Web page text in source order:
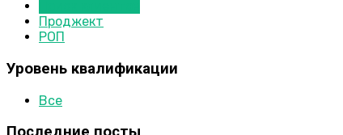
Проджект
РОП
Уровень квалификации
Все